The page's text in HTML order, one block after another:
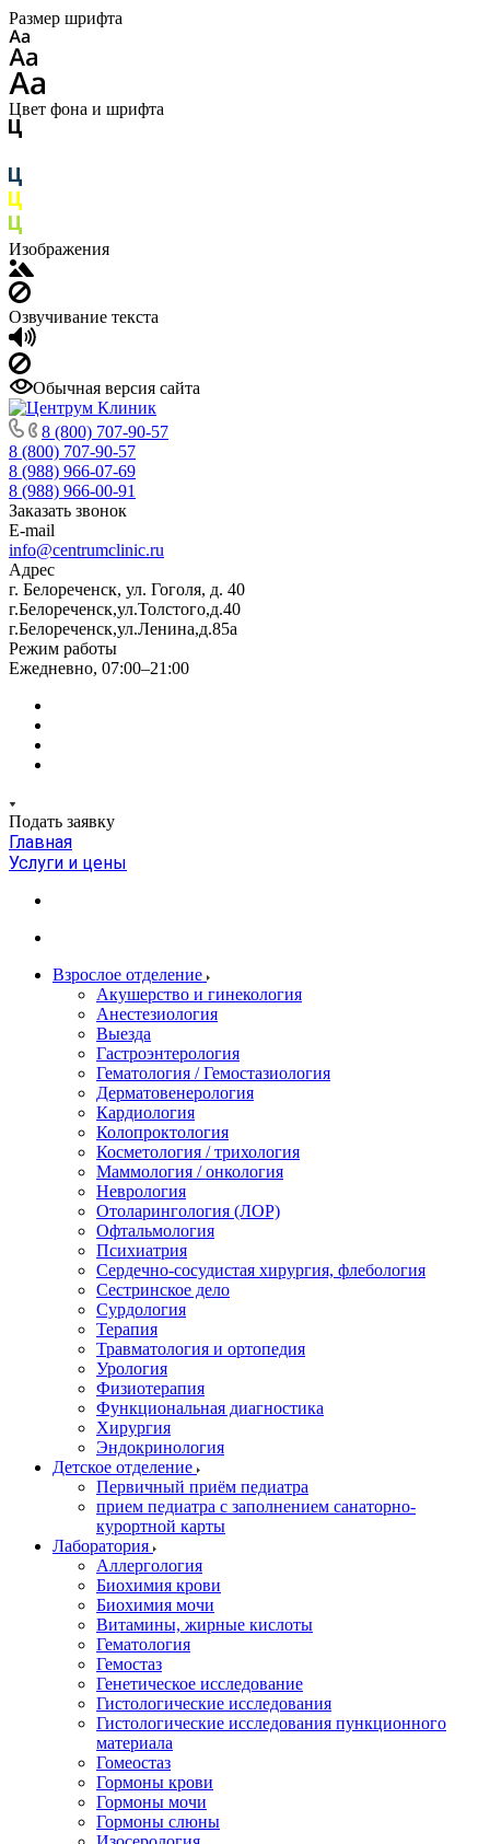
Размер шрифта
Цвет фона и шрифта
Изображения
Озвучивание текста
Обычная версия сайта
8 (800) 707-90-57
8 (800) 707-90-57
8 (988) 966-07-69
8 (988) 966-00-91
Заказать звонок
E-mail
info@centrumclinic.ru
Адрес
г. Белореченск, ул. Гоголя, д. 40
г.Белореченск,ул.Толстого,д.40
г.Белореченск,ул.Ленина,д.85а
Режим работы
Ежедневно, 07:00–21:00
Подать заявку
Главная
Услуги и цены
Взрослое отделение
Акушерство и гинекология
Анестезиология
Выезда
Гастроэнтерология
Гематология / Гемостазиология
Дерматовенерология
Кардиология
Колопроктология
Косметология / трихология
Маммология / онкология
Неврология
Отоларингология (ЛОР)
Офтальмология
Психиатрия
Сердечно-сосудистая хирургия, флебология
Сестринское дело
Сурдология
Терапия
Травматология и ортопедия
Урология
Физиотерапия
Функциональная диагностика
Хирургия
Эндокринология
Детское отделение
Первичный приём педиатра
прием педиатра с заполнением санаторно-
курортной карты
Лаборатория
Аллергология
Биохимия крови
Биохимия мочи
Витамины, жирные кислоты
Гематология
Гемостаз
Генетическое исследование
Гистологические исследования
Гистологические исследования пункционного
материала
Гомеостаз
Гормоны крови
Гормоны мочи
Гормоны слюны